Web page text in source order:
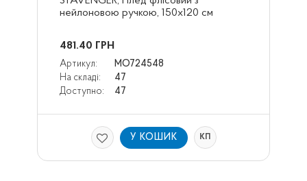
нейлоновою ручкою, 150х120 см
481.40 ГРН
Артикул:
MO724548
На складі:
47
Доступно:
47
У КОШИК КП